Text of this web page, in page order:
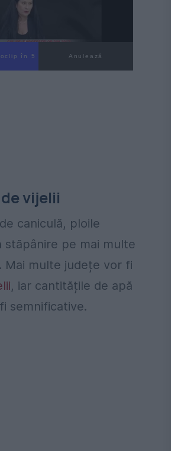
în 4 Anulează
vijelii
caniculă, ploile
stăpânire pe mai multe
Mai multe județe vor fi
, iar cantitățile de apă
semnificative.